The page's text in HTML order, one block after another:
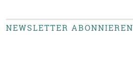
NEWSLETTER ABONNIEREN